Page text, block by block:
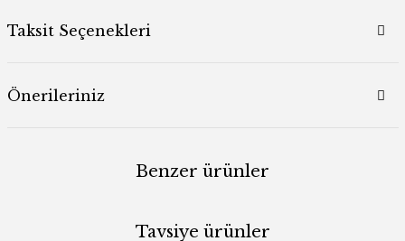
Taksit Seçenekleri
Önerileriniz
Benzer ürünler
Tavsiye ürünler